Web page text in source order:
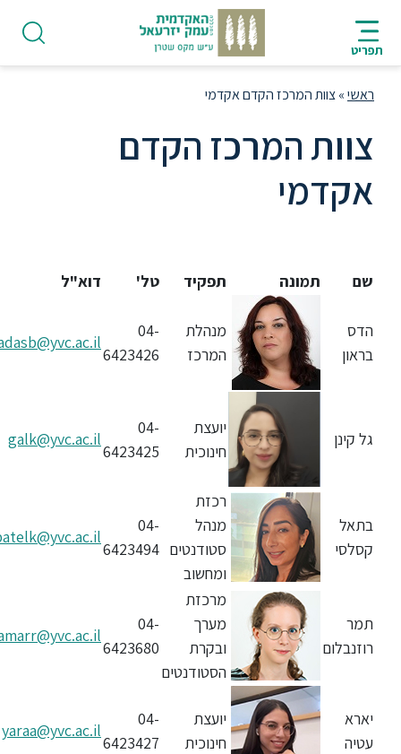
תפריט
HE
פודקאסט
ראשון
ועברית
שני
אקדמי
והמשך
ראשי»צוות המרכז הקדם אקדמי
צוות המרכז הקדם
אקדמי
שם תמונה תפקיד טל' דוא"ל
הדס
בראון
מנהלת
המרכז
04-
6423426
hadasb@yvc.ac.il
גל קינן
יועצת
חינוכית
04-
6423425
galk@yvc.ac.il
בתאל
קסלסי
רכזת
מנהל
סטודנטים
ומחשוב
04-
6423494
batelk@yvc.ac.il
תמר
רוזנבלום
מרכזת
מערך
ובקרת
הסטודנטים
04-
6423680
tamarr@yvc.ac.il
יארא
עטיה
יועצת
חינוכית
04-
6423427
yaraa@yvc.ac.il